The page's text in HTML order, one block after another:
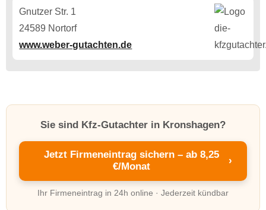
Gnutzer Str. 1
24589 Nortorf
www.weber-gutachten.de
Sie sind Kfz-Gutachter in Kronshagen?
Jetzt Firmeneintrag sichern – ab 8,25
€/Monat
›
Ihr Firmeneintrag in 24h online · Jederzeit kündbar